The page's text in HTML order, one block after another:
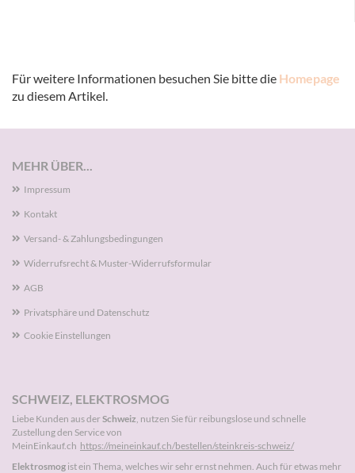
Für weitere Informationen besuchen Sie bitte die Homepage
zu diesem Artikel.
MEHR ÜBER...
Impressum
Kontakt
Versand- & Zahlungsbedingungen
Widerrufsrecht & Muster-Widerrufsformular
AGB
Privatsphäre und Datenschutz
Cookie Einstellungen
SCHWEIZ, ELEKTROSMOG
Liebe Kunden aus derSchweiz, nutzen Sie für reibungslose und schnelle
Zustellung den Service von
MeinEinkauf.ch https://meineinkauf.ch/bestellen/steinkreis-schweiz/
Elektrosmog ist ein Thema, welches wir sehr ernst nehmen. Auch für etwas mehr